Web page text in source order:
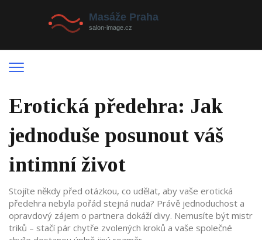
Erotická předehra: Jak
jednoduše posunout váš
intimní život
Stojíte někdy před otázkou, co udělat, aby vaše erotická
předehra nebyla pořád stejná nuda? Právě jednoduchost a
opravdový zájem o partnera dokáží divy. Nemusíte být mistr
triků – stačí pár chytře zvolených kroků a vaše společné